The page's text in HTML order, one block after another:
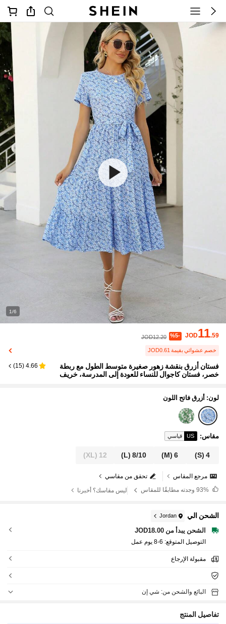
1/6
JOD11.59
%5-
JOD12.20
خصم عشوائي بقيمة JOD0.61
فستان أزرق بنقشة زهور صغيرة متوسط الطول مع ربطة
خصر، فستان كاجوال للنساء للعودة إلى المدرسة، خريف
4.66
(
15
)
لون: أزرق فاتح اللون
مقاس:
US قياسي
4
(S)
6
(M)
8/10
(L)
12
(XL)
تحقق من مقاسي
مرجع المقاس
وجدته مطابقًا للمقاس ليس مقاسك؟ أخبرنا
الشحن الي Jordan
الشحن يبدأ من JOD18.00
التوصيل المتوقع: 6-8 يوم عمل
مقبولة الإرجاع
البائع والشحن من: شي إن
تفاصيل المنتج